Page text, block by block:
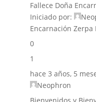
Fallece Doña
Iniciado por:
Encarnación Zerpa
0
1
hace 3 años, 5
Neophron